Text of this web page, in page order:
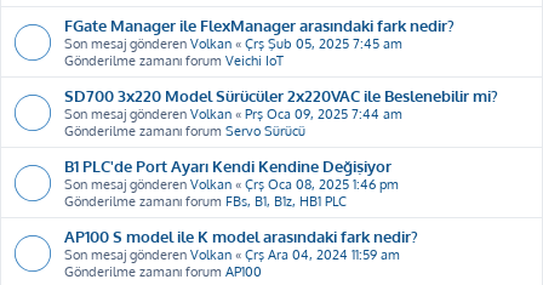
FGate Manager ile FlexManager arasındaki fark nedir?
Son mesaj gönderen Volkan « Çrş Şub 05, 2025 7:45 am
Gönderilme zamanı forum Veichi IoT
SD700 3x220 Model Sürücüler 2x220VAC ile Beslenebilir mi?
Son mesaj gönderen Volkan « Prş Oca 09, 2025 7:44 am
Gönderilme zamanı forum Servo Sürücü
B1 PLC'de Port Ayarı Kendi Kendine Değişiyor
Son mesaj gönderen Volkan « Çrş Oca 08, 2025 1:46 pm
Gönderilme zamanı forum FBs, B1, B1z, HB1 PLC
AP100 S model ile K model arasındaki fark nedir?
Son mesaj gönderen Volkan « Çrş Ara 04, 2024 11:59 am
Gönderilme zamanı forum AP100